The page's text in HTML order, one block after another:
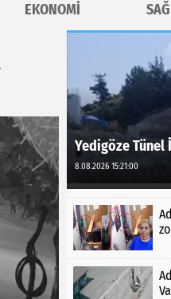
EKONOMİ
Yedigöze Tünel
8.08.2026 15:21:00